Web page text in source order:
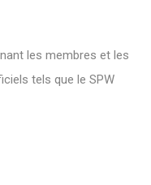
les membres et les
tels que le SPW